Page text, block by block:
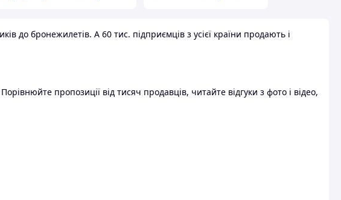
до бронежилетів. А 60 тис. підприємців з усієї країни продають і
пропозиції від тисяч продавців, читайте відгуки з фото і відео,